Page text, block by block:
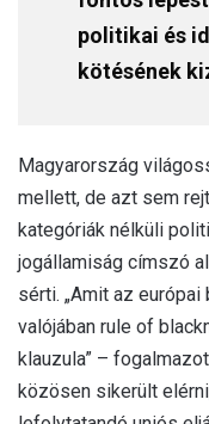
politikai és
kötésének
Magyarország
mellett, de azt sem
kategóriák nélküli
jogállamiság címszó
sérti. „Amit az
valójában rule of
klauzula” –
közösen sikerült